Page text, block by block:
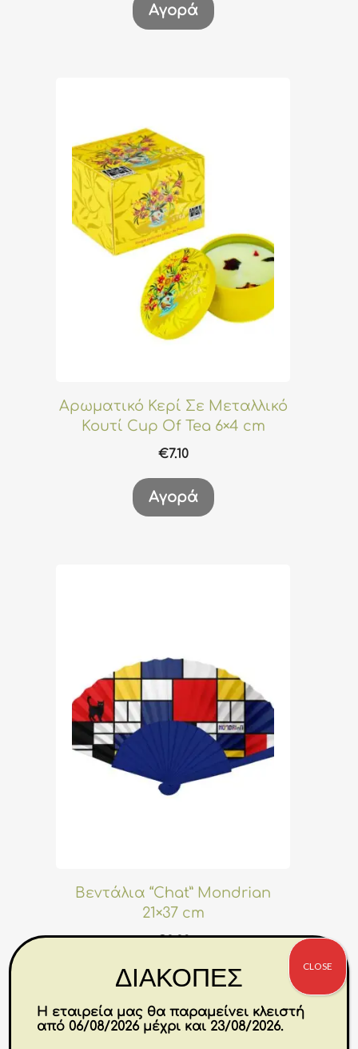
Αγορά
Αρωματικό Κερί Σε Μεταλλικό
Κουτί Cup Of Tea 6×4 cm
€7.10
Αγορά
Βεντάλια “Chat” Mondrian
21×37 cm
€8.80
Αγορά
ΔΙΑΚΟΠΕΣ
Η εταιρεία μας θα παραμείνει κλειστή
από 06/08/2026 μέχρι και 23/08/2026.
CLOSE